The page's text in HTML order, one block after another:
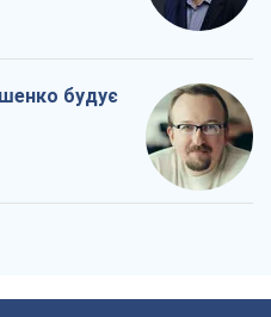
будує